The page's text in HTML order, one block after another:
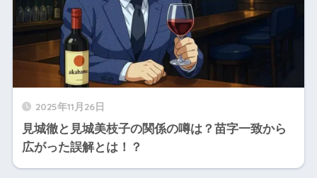
2025年11月26日
見城徹と見城美枝子の関係の噂は？苗字一致から
広がった誤解とは！？